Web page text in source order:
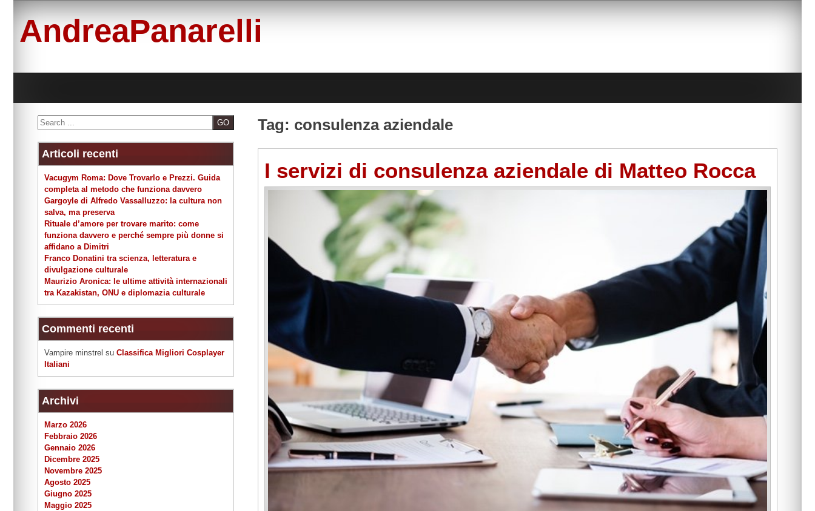
content
AndreaPanarelli
Tag: consulenza aziendale
I servizi di consulenza aziendale di Matteo Rocca
Search
Articoli recenti
Vacugym Roma: Dove Trovarlo e Prezzi. Guida
completa al metodo che funziona davvero
Gargoyle di Alfredo Vassalluzzo: la cultura non
salva, ma preserva
Rituale d’amore per trovare marito: come
funziona davvero e perché sempre più donne si
affidano a Dimitri
Franco Donatini tra scienza, letteratura e
divulgazione culturale
Maurizio Aronica: le ultime attività internazionali
tra Kazakistan, ONU e diplomazia culturale
Commenti recenti
Vampire minstrel su Classifica Migliori Cosplayer
Italiani
Archivi
Marzo 2026
Febbraio 2026
Gennaio 2026
Dicembre 2025
Novembre 2025
Agosto 2025
Giugno 2025
Maggio 2025